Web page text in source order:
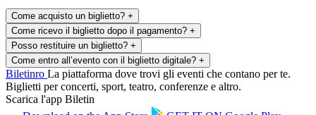
Come acquisto un biglietto? +
Come ricevo il biglietto dopo il pagamento? +
Posso restituire un biglietto? +
Come entro all’evento con il biglietto digitale? +
Biletinro La piattaforma dove trovi gli eventi che contano per te.
Biglietti per concerti, sport, teatro, conferenze e altro.
Scarica l'app Biletin